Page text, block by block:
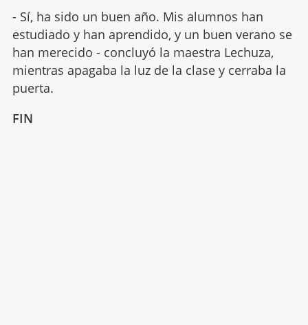
- Sí, ha sido un buen año. Mis alumnos han
estudiado y han aprendido, y un buen verano se
han merecido - concluyó la maestra Lechuza,
mientras apagaba la luz de la clase y cerraba la
puerta.
FIN